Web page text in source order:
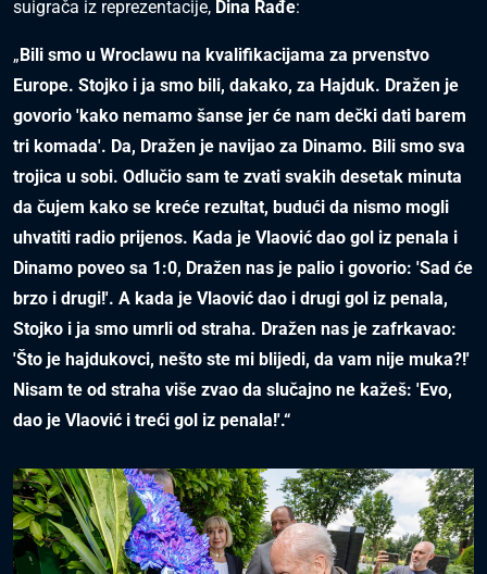
suigrača iz reprezentacije, Dina Rađe:
„ Bili smo u Wroclawu na kvalifikacijama za prvenstvo
Europe. Stojko i ja smo bili, dakako, za Hajduk. Dražen je
govorio 'kako nemamo šanse jer će nam dečki dati barem
tri komada'. Da, Dražen je navijao za Dinamo. Bili smo sva
trojica u sobi. Odlučio sam te zvati svakih desetak minuta
da čujem kako se kreće rezultat, budući da nismo mogli
uhvatiti radio prijenos. Kada je Vlaović dao gol iz penala i
Dinamo poveo sa 1:0, Dražen nas je palio i govorio: 'Sad će
brzo i drugi!'. A kada je Vlaović dao i drugi gol iz penala,
Stojko i ja smo umrli od straha. Dražen nas je zafrkavao:
'Što je hajdukovci, nešto ste mi blijedi, da vam nije muka?!'
Nisam te od straha više zvao da slučajno ne kažeš: 'Evo,
dao je Vlaović i treći gol iz penala!'.“